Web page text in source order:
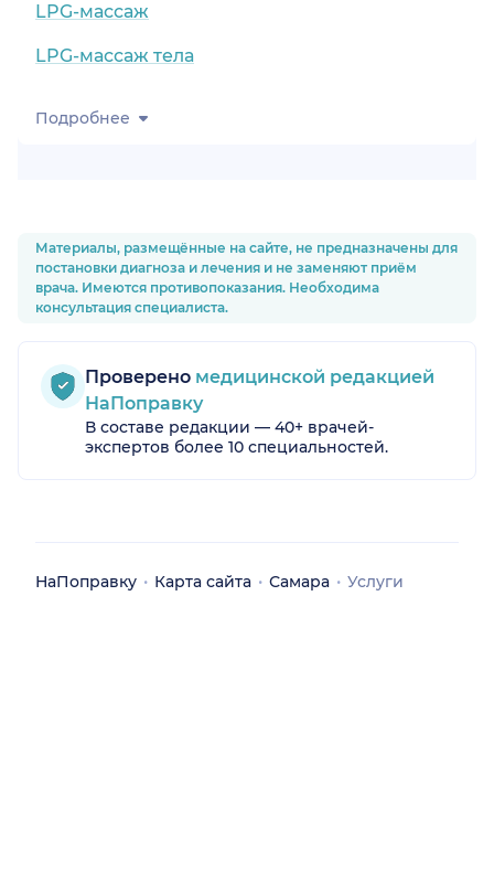
LPG-массаж
LPG-массаж тела
Подробнее
Материалы, размещённые на сайте, не предназначены для
постановки диагноза и лечения и не заменяют приём
врача. Имеются противопоказания. Необходима
консультация специалиста.
Проверено медицинской редакцией
НаПоправку
В составе редакции — 40+ врачей-
экспертов более 10 специальностей.
НаПоправку Карта сайта Самара Услуги